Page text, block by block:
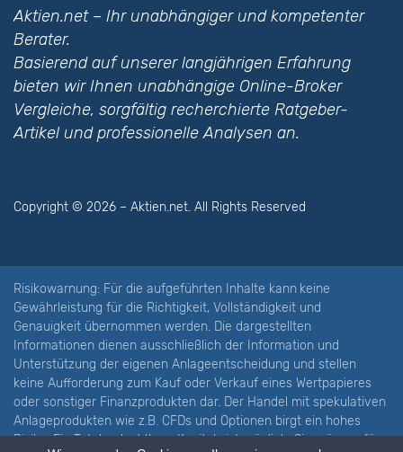
Aktien.net – Ihr unabhängiger und kompetenter
Berater.
Basierend auf unserer langjährigen Erfahrung
bieten wir Ihnen unabhängige Online-Broker
Vergleiche, sorgfältig recherchierte Ratgeber-
Artikel und professionelle Analysen an.
Copyright © 2026 – Aktien.net. All Rights Reserved
Risikowarnung: Für die aufgeführten Inhalte kann keine
Gewährleistung für die Richtigkeit, Vollständigkeit und
Genauigkeit übernommen werden. Die dargestellten
Informationen dienen ausschließlich der Information und
Unterstützung der eigenen Anlageentscheidung und stellen
keine Aufforderung zum Kauf oder Verkauf eines Wertpapieres
oder sonstiger Finanzprodukten dar. Der Handel mit spekulativen
Anlageprodukten wie z.B. CFDs und Optionen birgt ein hohes
Risiko. Ein Totalverlust Ihres Kapitals ist möglich. Sie müssen für